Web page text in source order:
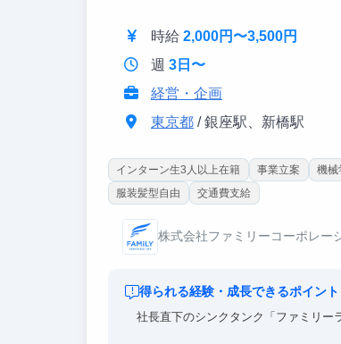
時給 2,000円〜3,500円
週 3日〜
経営・企画
東京都/ 銀座駅、新橋駅
インターン生3人以上在籍 事業立案 機械
服装髪型自由
交通費支給
株式会社ファミリーコーポレー
得られる経験・成長できるポイント
社長直下のシンクタンク「ファミリー